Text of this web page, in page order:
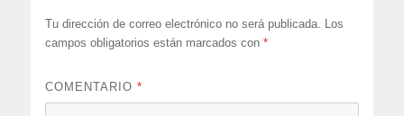
Tu dirección de correo electrónico no será publicada. Los
campos obligatorios están marcados con*
COMENTARIO*